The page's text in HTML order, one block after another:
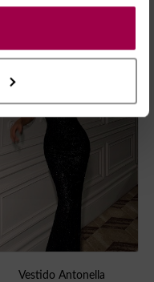
Vestido Antonella